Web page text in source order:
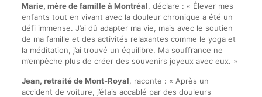
Marie, mère de famille à Montréal, déclare : « Élever mes
enfants tout en vivant avec la douleur chronique a été un
défi immense. J’ai dû adapter ma vie, mais avec le soutien
de ma famille et des activités relaxantes comme le yoga et
la méditation, j’ai trouvé un équilibre. Ma souffrance ne
m’empêche plus de créer des souvenirs joyeux avec eux. »
Jean, retraité de Mont-Royal, raconte : « Après un
accident de voiture, j’étais accablé par des douleurs